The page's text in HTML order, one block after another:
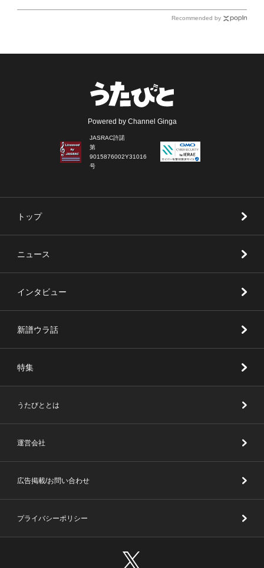
Recommended by
Powered by Channel Ginga
JASRAC許諾
第
9015876002Y31016
号
トップ
ニュース
インタビュー
新譜ウラ話
特集
うたびととは
運営会社
広告掲載/お問い合わせ
プライバシーポリシー